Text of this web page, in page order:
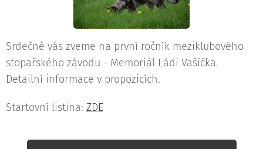
Srdečně vás zveme na první ročník meziklubového
stopařského závodu - Memoriál Ládi Vašíčka.
Detailní informace v propozicích.
Startovní listina: ZDE